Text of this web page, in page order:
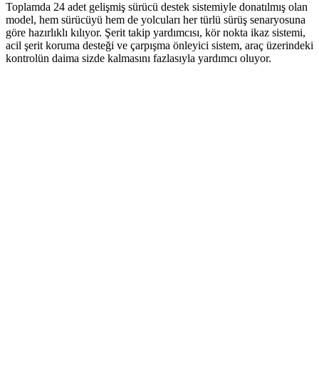
Toplamda 24 adet gelişmiş sürücü destek sistemiyle donatılmış olan
model, hem sürücüyü hem de yolcuları her türlü sürüş senaryosuna
göre hazırlıklı kılıyor. Şerit takip yardımcısı, kör nokta ikaz sistemi,
acil şerit koruma desteği ve çarpışma önleyici sistem, araç üzerindeki
kontrolün daima sizde kalmasını fazlasıyla yardımcı oluyor.